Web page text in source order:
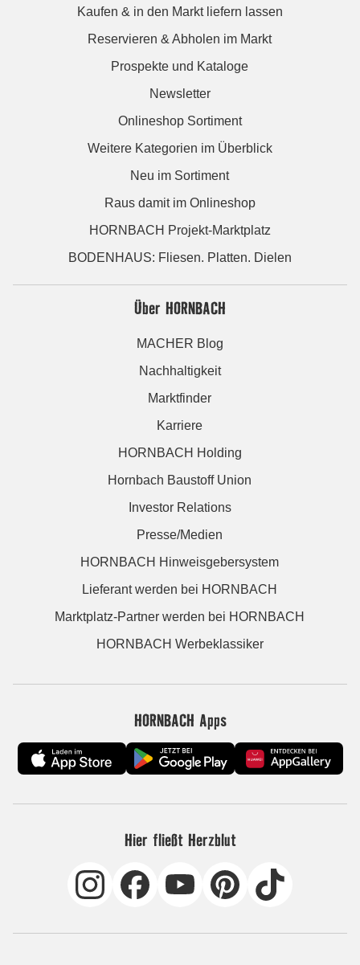
Kaufen & in den Markt liefern lassen
Reservieren & Abholen im Markt
Prospekte und Kataloge
Newsletter
Onlineshop Sortiment
Weitere Kategorien im Überblick
Neu im Sortiment
Raus damit im Onlineshop
HORNBACH Projekt-Marktplatz
BODENHAUS: Fliesen. Platten. Dielen
Über HORNBACH
MACHER Blog
Nachhaltigkeit
Marktfinder
Karriere
HORNBACH Holding
Hornbach Baustoff Union
Investor Relations
Presse/Medien
HORNBACH Hinweisgebersystem
Lieferant werden bei HORNBACH
Marktplatz-Partner werden bei HORNBACH
HORNBACH Werbeklassiker
HORNBACH Apps
Hier fließt Herzblut